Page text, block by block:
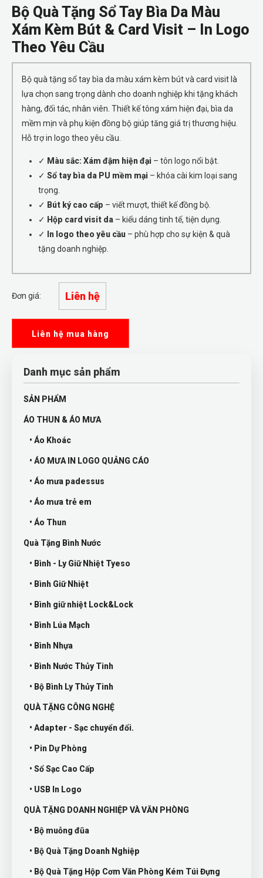
Bộ Quà Tặng Sổ Tay Bìa Da Màu
Xám Kèm Bút & Card Visit – In Logo
Theo Yêu Cầu
Bộ quà tặng sổ tay bìa da màu xám kèm bút và card visit là
lựa chọn sang trọng dành cho doanh nghiệp khi tặng khách
hàng, đối tác, nhân viên. Thiết kế tông xám hiện đại, bìa da
mềm mịn và phụ kiện đồng bộ giúp tăng giá trị thương hiệu.
Hỗ trợ in logo theo yêu cầu.
✓ Màu sắc: Xám đậm hiện đại– tôn logo nổi bật.
✓ Sổ tay bìa da PU mềm mại– khóa cài kim loại sang
trọng.
✓ Bút ký cao cấp – viết mượt, thiết kế đồng bộ.
✓ Hộp card visit da– kiểu dáng tinh tế, tiện dụng.
✓ In logo theo yêu cầu– phù hợp cho sự kiện & quà
tặng doanh nghiệp.
Đơn giá: Liên hệ
Liên hệ mua hàng
Danh mục sản phẩm
SẢN PHẨM
ÁO THUN & ÁO MƯA
• Áo Khoác
• ÁO MƯA IN LOGO QUẢNG CÁO
• Áo mưa padessus
• Áo mưa trẻ em
• Áo Thun
Quà Tặng Bình Nước
• Bình - Ly Giữ Nhiệt Tyeso
• Bình Giữ Nhiệt
• Bình giữ nhiệt Lock&Lock
• Bình Lúa Mạch
• Bình Nhựa
• Bình Nước Thủy Tinh
• Bộ Bình Ly Thủy Tinh
QUÀ TẶNG CÔNG NGHỆ
• Adapter - Sạc chuyển đổi.
• Pin Dự Phòng
• Sổ Sạc Cao Cấp
• USB In Logo
QUÀ TẶNG DOANH NGHIỆP VÀ VĂN PHÒNG
• Bộ muỗng đũa
• Bộ Quà Tặng Doanh Nghiệp
• Bộ Quà Tặng Hộp Cơm Văn Phòng Kém Túi Đựng